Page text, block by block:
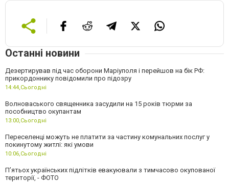
Останні новини
Дезертирував під час оборони Маріуполя і перейшов на бік РФ:
прикордоннику повідомили про підозру
14:44,Сьогодні
Волноваського священника засудили на 15 років тюрми за
пособництво окупантам
13:00,Сьогодні
Переселенці можуть не платити за частину комунальних послуг у
покинутому житлі: які умови
10:06,Сьогодні
П’ятьох українських підлітків евакуювали з тимчасово окупованої
території, - ФОТО